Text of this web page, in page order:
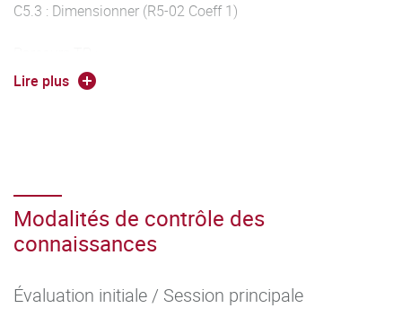
C5.3 : Dimensionner (R5-02 Coeff 1)
C5.2 : Solutions Travaux Publics (R5-02 Coeff 1)
Parcours TB :
C5.4 : Organiser (R5-02 Coeff 1)
Lire plus
Modalités de contrôle des
connaissances
Évaluation initiale / Session principale